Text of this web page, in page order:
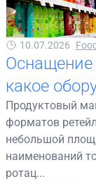
10.07.2026
Оснащение
какое
Продуктовый
форматов
небольшой
наименований
ротац...